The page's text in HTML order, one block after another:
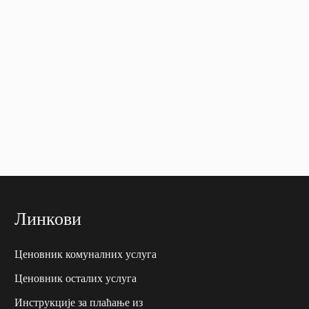
Линкови
Ценовник комуналних услуга
Ценовник осталих услуга
Инструкције за плаћање из